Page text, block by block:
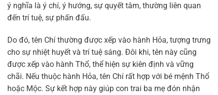
ý nghĩa là ý chí, ý hướng, sự quyết tâm, thường liên quan
đến trí tuệ, sự phấn đấu.
Do đó, tên Chí thường được xếp vào hành Hỏa, tượng trưng
cho sự nhiệt huyết và trí tuệ sáng. Đôi khi, tên này cũng
được xếp vào hành Thổ, thể hiện sự kiên định và vững
chãi. Nếu thuộc hành Hỏa, tên Chí rất hợp với bé mệnh Thổ
hoặc Mộc. Sự kết hợp này giúp con trai ba mẹ đón nhận